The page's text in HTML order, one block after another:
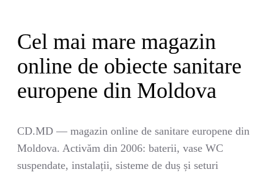
Cel mai mare magazin
online de obiecte sanitare
europene din Moldova
CD.MD — magazin online de sanitare europene din
Moldova. Activăm din 2006: baterii, vase WC
suspendate, instalații, sisteme de duș și seturi